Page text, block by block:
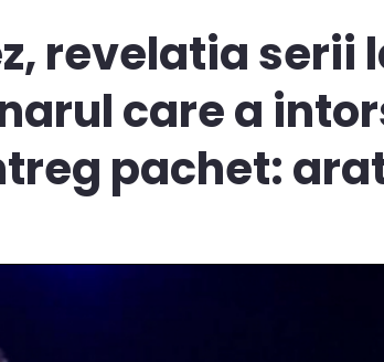
revelatia serii
care a
pachet: